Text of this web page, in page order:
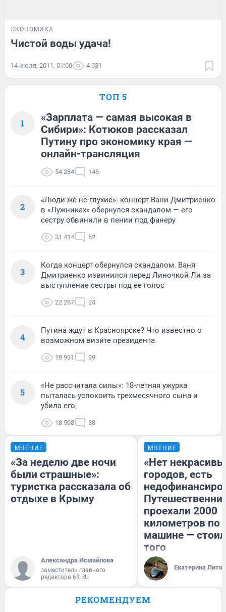
ЭКОНОМИКА
Чистой воды удача!
14 июля, 2011, 01:00 4 031
ТОП 5
1
«Зарплата — самая высокая в
Сибири»: Котюков рассказал
Путину про экономику края —
онлайн-трансляция
54 284 146
2
«Люди же не глухие»: концерт Вани Дмитриенко
в «Лужниках» обернулся скандалом — его
сестру обвинили в пении под фанеру
31 414 52
3
Когда концерт обернулся скандалом. Ваня
Дмитриенко извинился перед Линочкой Ли за
выступление сестры под ее голос
22 267 24
4
Путина ждут в Красноярске? Что известно о
возможном визите президента
19 991 99
5
«Не рассчитала силы»: 18-летняя ужурка
пыталась успокоить трехмесячного сына и
убила его
18 508 38
МНЕНИЕ
«За неделю две ночи
были страшные»:
туристка рассказала об
отдыхе в Крыму
Александра Исмайлова
заместитель главного
редактора 63.RU
МНЕНИЕ
«Нет
городов, есть
проехали 2000
километров по
машине —
того
Екатерина
РЕКОМЕНДУЕМ